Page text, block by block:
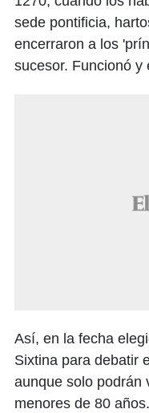
sede pontificia,
encerraron a los
sucesor. Funcionó y
Así, en la fecha
Sixtina para debatir
aunque solo podrán
menores de 80 años.